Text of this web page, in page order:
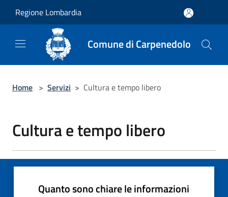
Regione Lombardia
Comune di Carpenedolo
Home > Servizi > Cultura e tempo libero
Cultura e tempo libero
Quanto sono chiare le informazioni